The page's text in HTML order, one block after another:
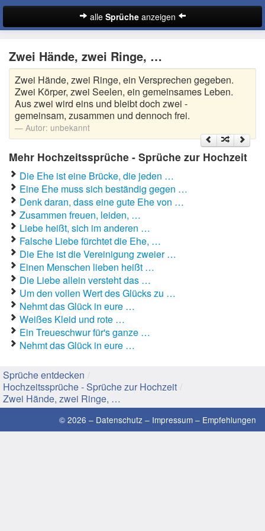
alle Sprücheanzeigen
Abschiedssprüche
Anmachsprüche
Beileidssprüche
Coole Sprüche
Dumme Sprüche
Englische Sprüche
Facebook Sprüche
Fußballsprüche
Gute Nacht Sprüche
Gute Sprüche
Guten Morgen Sprüche
Hochzeitssprüche
Lateinische Sprüche
Zwei Hände, zwei Ringe, …
Zwei Hände, zwei Ringe, ein Versprechen gegeben.
Zwei Körper, zwei Seelen, ein gemeinsames Leben.
Aus zwei wird eins und bleibt doch zwei -
gemeinsam, zusammen und dennoch frei.
Autor: unbekannt
Mehr Hochzeitssprüche - Sprüche zur Hochzeit
Die Ehe ist eine Brücke, die jeden …
Eine Ehe muss sich beständig gegen …
Denk daran, dass eine gute Ehe von …
Zusammen freuen, leiden, …
Liebe heißt, sich im anderen …
Falsche Liebe fürchtet die Ehe, …
Die Ehe ist die Vereinigung zweier …
Einen Menschen lieben heißt …
Die Liebe allein versteht das …
Um den vollen Wert des Glücks zu …
Nehmt das Glück in eure …
Weißes Kleid und rote …
Ein Treueschwur für's ganze …
Nehmt das Glück in eure …
Sprüche entdecken /
Hochzeitssprüche - Sprüche zur Hochzeit /
Zwei Hände, zwei Ringe, …
© 2026 – Datenschutz – Impressum – Empfehlungen